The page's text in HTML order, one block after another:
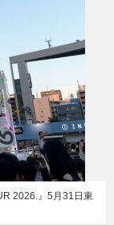
2026.』5月31日東